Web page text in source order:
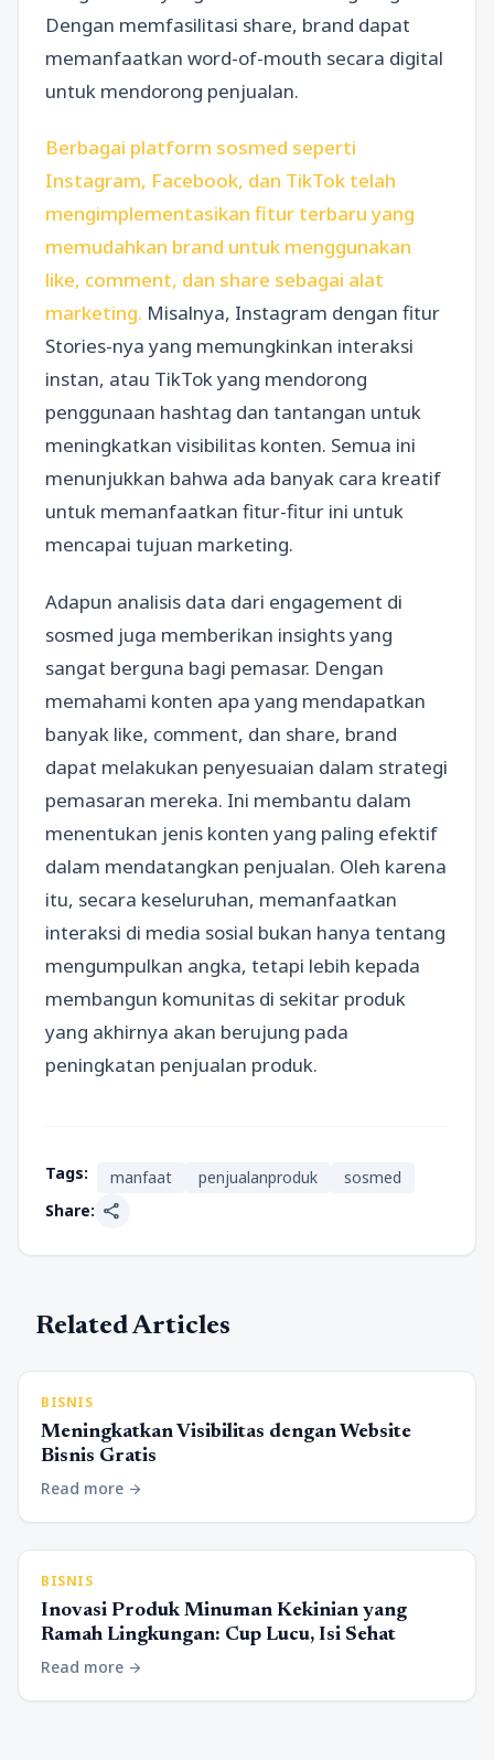
Dengan memfasilitasi share, brand dapat
memanfaatkan word-of-mouth secara digital
untuk mendorong penjualan.
Berbagai platform sosmed seperti
Instagram, Facebook, dan TikTok telah
mengimplementasikan fitur terbaru yang
memudahkan brand untuk menggunakan
like, comment, dan share sebagai alat
marketing. Misalnya, Instagram dengan fitur
Stories-nya yang memungkinkan interaksi
instan, atau TikTok yang mendorong
penggunaan hashtag dan tantangan untuk
meningkatkan visibilitas konten. Semua ini
menunjukkan bahwa ada banyak cara kreatif
untuk memanfaatkan fitur-fitur ini untuk
mencapai tujuan marketing.
Adapun analisis data dari engagement di
sosmed juga memberikan insights yang
sangat berguna bagi pemasar. Dengan
memahami konten apa yang mendapatkan
banyak like, comment, dan share, brand
dapat melakukan penyesuaian dalam strategi
pemasaran mereka. Ini membantu dalam
menentukan jenis konten yang paling efektif
dalam mendatangkan penjualan. Oleh karena
itu, secara keseluruhan, memanfaatkan
interaksi di media sosial bukan hanya tentang
mengumpulkan angka, tetapi lebih kepada
membangun komunitas di sekitar produk
yang akhirnya akan berujung pada
peningkatan penjualan produk.
Tags: manfaat penjualanproduk
sosmed
Share: share
Related Articles
BISNIS
Meningkatkan Visibilitas dengan Website
Bisnis Gratis
Read more arrow_forward
BISNIS
Inovasi Produk Minuman Kekinian yang
Ramah Lingkungan: Cup Lucu, Isi Sehat
Read more arrow_forward